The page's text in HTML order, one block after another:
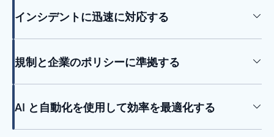
インシデントに迅速に対応する
規制と企業のポリシーに準拠する
AI と自動化を使用して効率を最適化する